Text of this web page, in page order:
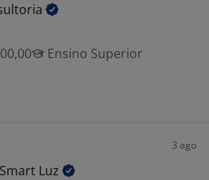
Ensino Superior
3 ago
Luz